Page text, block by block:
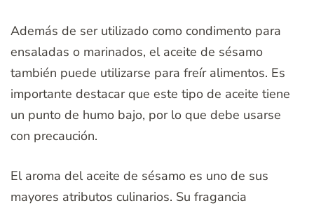
Además de ser utilizado como condimento para
ensaladas o marinados, el aceite de sésamo
también puede utilizarse para freír alimentos. Es
importante destacar que este tipo de aceite tiene
un punto de humo bajo, por lo que debe usarse
con precaución.
El aroma del aceite de sésamo es uno de sus
mayores atributos culinarios. Su fragancia